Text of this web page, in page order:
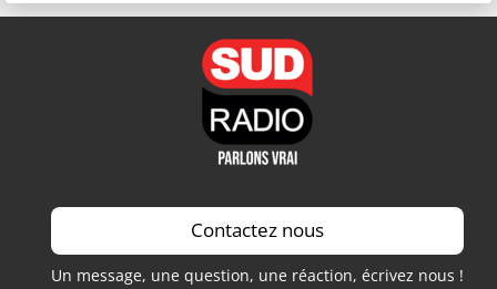
Contactez nous
Un message, une question, une réaction, écrivez nous !